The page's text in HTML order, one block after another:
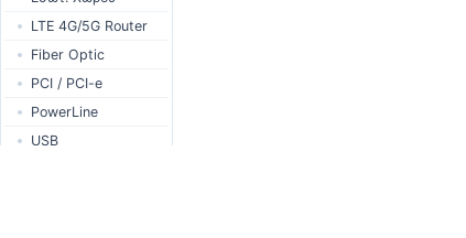
SFP / QSFP
LTE 4G/5G Router
Fiber Optic
PCI / PCI-e
PowerLine
USB